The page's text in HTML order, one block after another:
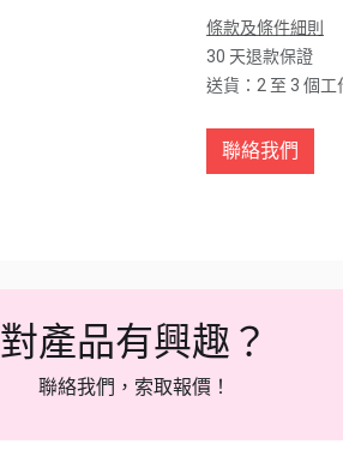
條款及條件細則
30 天退款保證
送貨：2 至 3 個工
聯絡我們
對產品有興趣？
聯絡我們，索取報價！